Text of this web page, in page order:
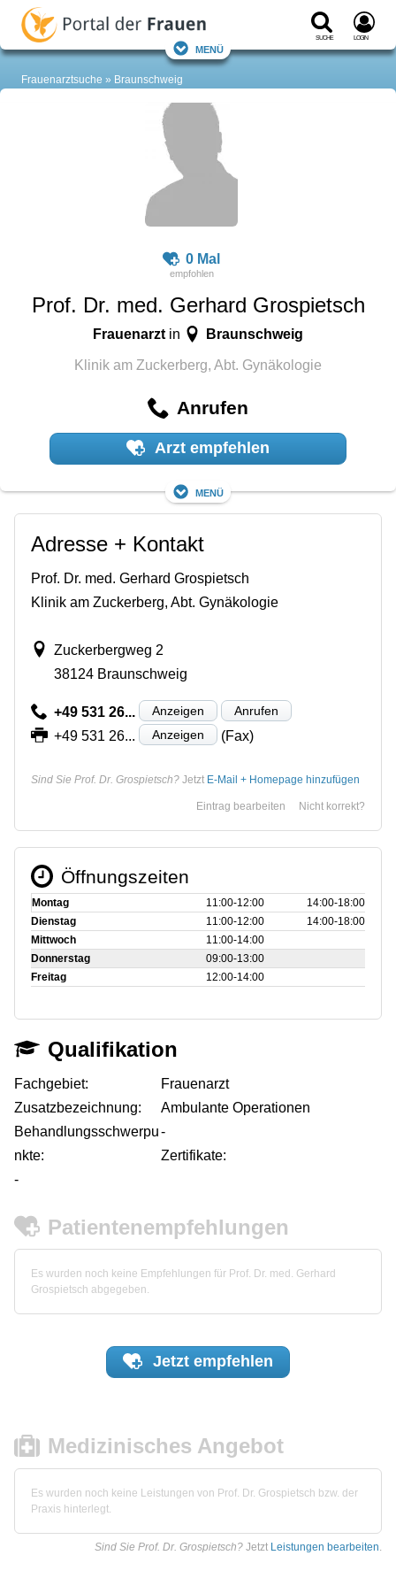
Suche Login
Menü
Frauenarztsuche Braunschweig
0 Mal
Prof. Dr. med. Gerhard Grospietsch
Frauenarztin Braunschweig
Klinik am Zuckerberg, Abt. Gynäkologie
Anrufen
Arzt empfehlen
Menü
Adresse + Kontakt
Prof. Dr. med. Gerhard Grospietsch
Klinik am Zuckerberg, Abt. Gynäkologie
Zuckerbergweg 2
38124 Braunschweig
+49 531 26... Anzeigen Anrufen
+49 531 26... Anzeigen (Fax)
Sind Sie Prof. Dr. Grospietsch? Jetzt E-Mail + Homepage hinzufügen
Nicht korrekt?
Eintrag bearbeiten
Öffnungszeiten
Montag 11:00‑12:00
14:00‑18:00
Dienstag
11:00‑12:00
14:00‑18:00
Mittwoch
11:00‑14:00
Donnerstag
09:00‑13:00
Freitag
12:00‑14:00
Qualifikation
Fachgebiet:
Frauenarzt
Zusatzbezeichnung:
Ambulante Operationen
Behandlungsschwerpu
nkte:
-
Zertifikate:
-
Patientenempfehlungen
Es wurden noch keine Empfehlungen für Prof. Dr. med. Gerhard
Grospietsch abgegeben.
Jetzt empfehlen
Medizinisches Angebot
Es wurden noch keine Leistungen von Prof. Dr. Grospietsch bzw. der
Praxis hinterlegt.
Sind Sie Prof. Dr. Grospietsch? Jetzt Leistungen bearbeiten.